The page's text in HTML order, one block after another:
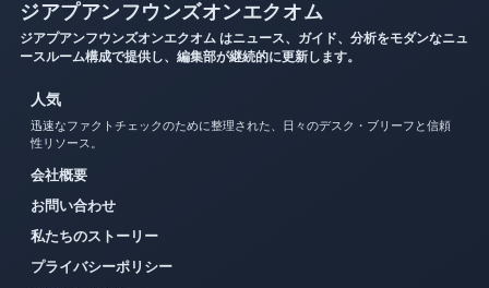
ジアプアンフウンズオンエクオム
ジアプアンフウンズオンエクオム はニュース、ガイド、分析をモダンなニュ
ースルーム構成で提供し、編集部が継続的に更新します。
人気
迅速なファクトチェックのために整理された、日々のデスク・ブリーフと信頼
性リソース。
会社概要
お問い合わせ
私たちのストーリー
プライバシーポリシー